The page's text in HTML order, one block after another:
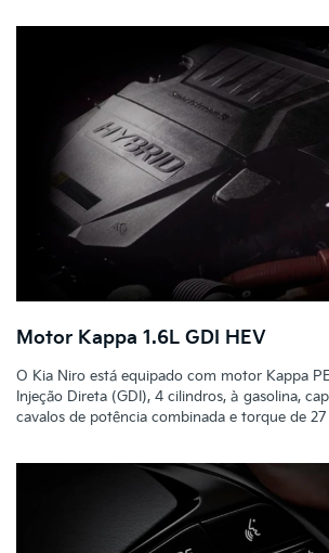
Motor Kappa 1.6L GDI HEV
O Kia Niro está equipado com motor Kappa
Injeção Direta (GDI), 4 cilindros, à gasolina,
cavalos de potência combinada e torque de